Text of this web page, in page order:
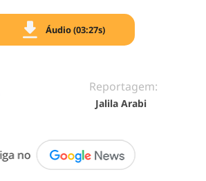
Áudio (03:27s)
Reportagem:
Jalila Arabi